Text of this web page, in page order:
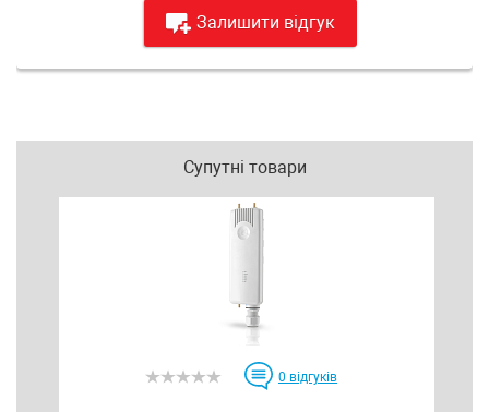
Залишити відгук
Супутні товари
0 відгуків